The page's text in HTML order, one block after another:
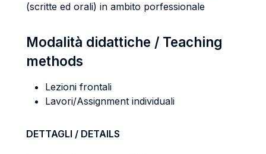
(scritte ed orali) in ambito porfessionale
Modalità didattiche / Teaching
methods
Lezioni frontali
Lavori/Assignment individuali
DETTAGLI / DETAILS